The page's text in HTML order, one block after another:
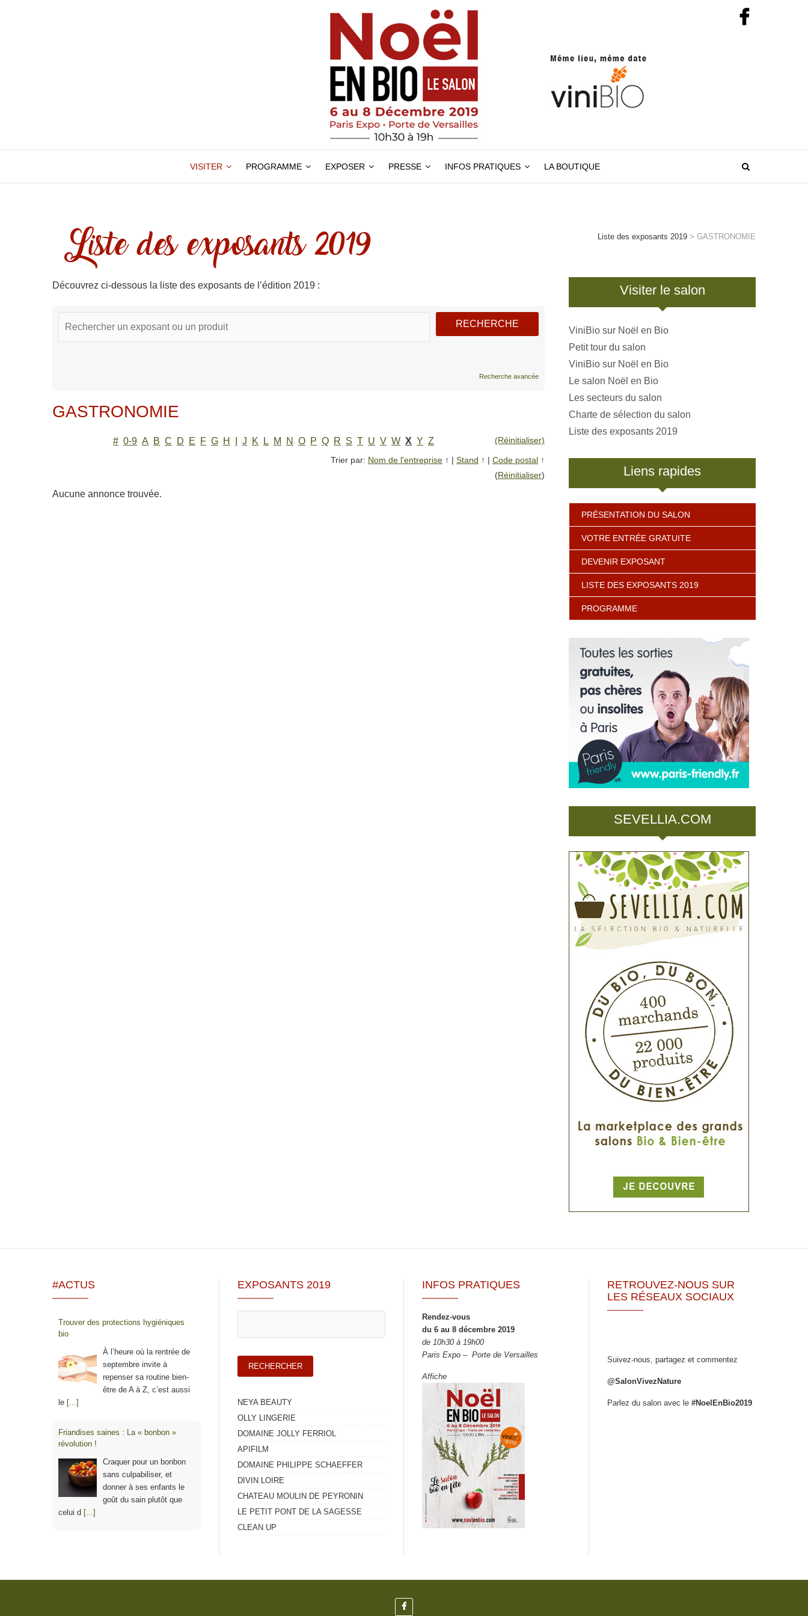
VISITER PROGRAMME EXPOSER PRESSE INFOS PRATIQUES LA BOUTIQUE
Liste des exposants 2019 Liste des exposants 2019 > GASTRONOMIE
Découvrez ci-dessous la liste des exposants de l’édition 2019 :
Recherche avancée
GASTRONOMIE
# 0-9 A B C D E F G H J K L M N O P Q R S T U V W X Y Z (Réinitialiser)
Trier par: Nom de l'entreprise ↑ | Stand ↑ | Code postal ↑
(Réinitialiser)
Aucune annonce trouvée.
Visiter le salon
ViniBio sur Noël en Bio
Petit tour du salon
ViniBio sur Noël en Bio
Le salon Noël en Bio
Les secteurs du salon
Charte de sélection du salon
Liste des exposants 2019
Liens rapides
PRÉSENTATION DU SALON
VOTRE ENTRÉE GRATUITE
DEVENIR EXPOSANT
LISTE DES EXPOSANTS 2019
PROGRAMME
SEVELLIA.COM
#ACTUS
Trouver des protections hygiéniques
bio
À l’heure où la rentrée de
septembre invite à
repenser sa routine bien-
être de A à Z, c’est aussi
le [...]
Friandises saines : La « bonbon »
révolution !
Craquer pour un bonbon
sans culpabiliser, et
donner à ses enfants le
goût du sain plutôt que
celui d [...]
EXPOSANTS 2019
NEYA BEAUTY
OLLY LINGERIE
DOMAINE JOLLY FERRIOL
APIFILM
DOMAINE PHILIPPE SCHAEFFER
DIVIN LOIRE
CHATEAU MOULIN DE PEYRONIN
LE PETIT PONT DE LA SAGESSE
CLEAN UP
INFOS PRATIQUES
Rendez-vous
du 6 au 8 décembre 2019
de 10h30 à 19h00
Paris Expo – Porte de Versailles
Affiche
RETROUVEZ-NOUS SUR
LES RÉSEAUX SOCIAUX
Suivez-nous, partagez et commentez
@SalonVivezNature
Parlez du salon avec le #NoelEnBio2019